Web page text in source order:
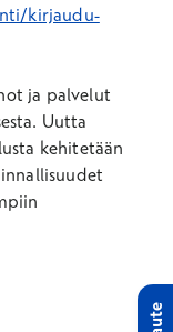
kirjaudu-
ja palvelut
Uutta
kehitetään
ikkunaan
uuteen ikkunaan